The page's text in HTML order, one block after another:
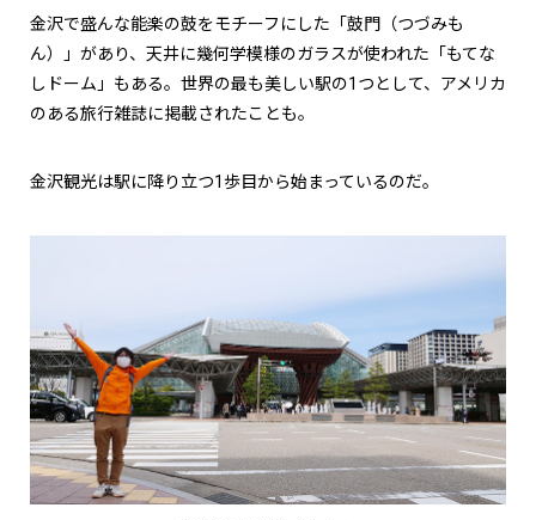
金沢で盛んな能楽の鼓をモチーフにした「鼓門（つづみも
ん）」があり、天井に幾何学模様のガラスが使われた「もてな
しドーム」もある。世界の最も美しい駅の1つとして、アメリカ
のある旅行雑誌に掲載されたことも。
金沢観光は駅に降り立つ1歩目から始まっているのだ。